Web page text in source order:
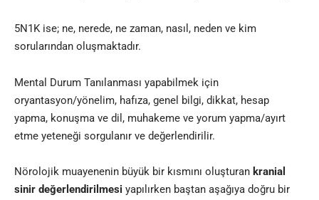
5N1K ise; ne, nerede, ne zaman, nasıl, neden ve kim
sorularından oluşmaktadır.
Mental Durum Tanılanması yapabilmek için
oryantasyon/yönelim, hafıza, genel bilgi, dikkat, hesap
yapma, konuşma ve dil, muhakeme ve yorum yapma/ayırt
etme yeteneği sorgulanır ve değerlendirilir.
Nörolojik muayenenin büyük bir kısmını oluşturan kranial
sinir değerlendirilmesi yapılırken baştan aşağıya doğru bir